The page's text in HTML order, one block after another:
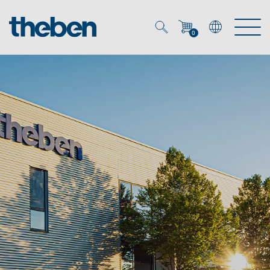
0
Produkte
Energy Manager
KNX
Smart Home
DALI
Präsenzmelder & Bewegungsmelder
OEM
OEM-Lösungen
Ansprechpartner OEM
OEM-Referenzen
Lösungen
Zeit- und Lichtsteuerung
DALI-2 Lichtsteuerung
Service
Downloads
Unternehmen